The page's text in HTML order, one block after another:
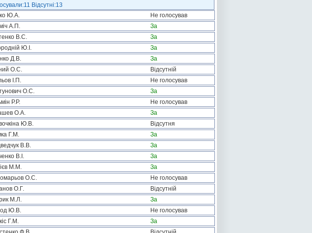
Відсутні:13
Ю.А.
Не голосував
А.П.
За
В.С.
За
Ю.І.
За
Д.В.
За
О.С.
Відсутній
І.П.
Не голосував
О.С.
За
Р.Р.
Не голосував
О.А.
За
Ю.В.
Відсутня
Г.М.
За
В.В.
За
В.І.
За
М.М.
За
О.С.
Не голосував
О.Г.
Відсутній
М.Л.
За
Ю.В.
Не голосував
Г.М.
За